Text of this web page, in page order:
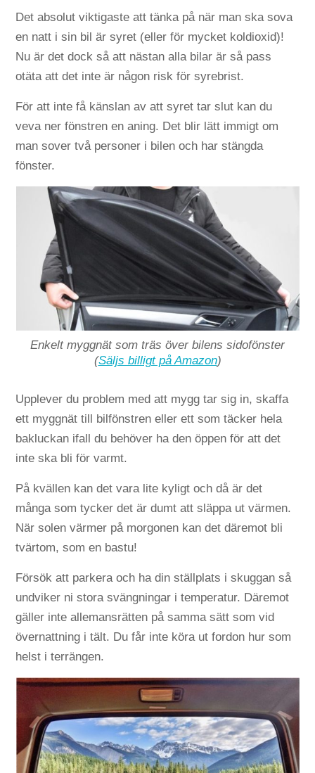
Det absolut viktigaste att tänka på när man ska sova
en natt i sin bil är syret (eller för mycket koldioxid)!
Nu är det dock så att nästan alla bilar är så pass
otäta att det inte är någon risk för syrebrist.
För att inte få känslan av att syret tar slut kan du
veva ner fönstren en aning. Det blir lätt immigt om
man sover två personer i bilen och har stängda
fönster.
Enkelt myggnät som träs över bilens sidofönster
(Säljs billigt på Amazon)
Upplever du problem med att mygg tar sig in, skaffa
ett myggnät till bilfönstren eller ett som täcker hela
bakluckan ifall du behöver ha den öppen för att det
inte ska bli för varmt.
På kvällen kan det vara lite kyligt och då är det
många som tycker det är dumt att släppa ut värmen.
När solen värmer på morgonen kan det däremot bli
tvärtom, som en bastu!
Försök att parkera och ha din ställplats i skuggan så
undviker ni stora svängningar i temperatur. Däremot
gäller inte allemansrätten på samma sätt som vid
övernattning i tält. Du får inte köra ut fordon hur som
helst i terrängen.